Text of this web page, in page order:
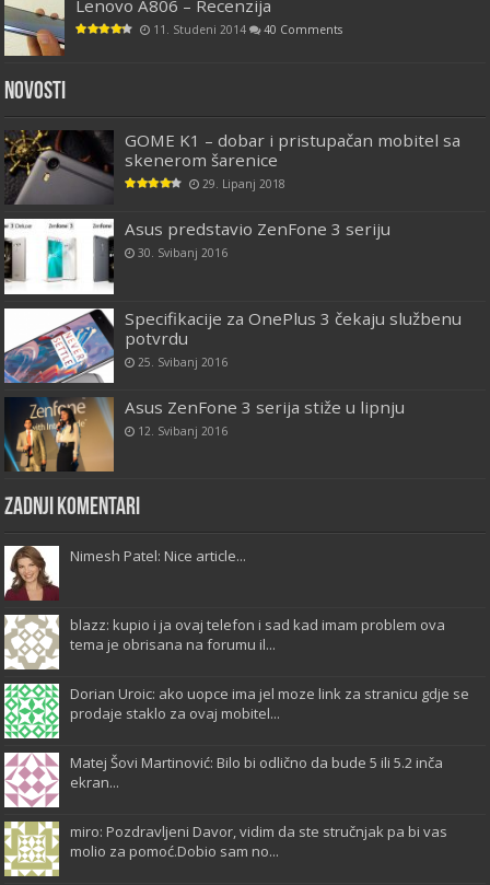
Lenovo A806 – Recenzija
11. Studeni 2014 40 Comments
Novosti
GOME K1 – dobar i pristupačan mobitel sa
skenerom šarenice
29. Lipanj 2018
Asus predstavio ZenFone 3 seriju
30. Svibanj 2016
Specifikacije za OnePlus 3 čekaju službenu
potvrdu
25. Svibanj 2016
Asus ZenFone 3 serija stiže u lipnju
12. Svibanj 2016
Zadnji komentari
Nimesh Patel: Nice article...
blazz: kupio i ja ovaj telefon i sad kad imam problem ova
tema je obrisana na forumu il...
Dorian Uroic: ako uopce ima jel moze link za stranicu gdje se
prodaje staklo za ovaj mobitel...
Matej Šovi Martinović: Bilo bi odlično da bude 5 ili 5.2 inča
ekran...
miro: Pozdravljeni Davor, vidim da ste stručnjak pa bi vas
molio za pomoć.Dobio sam no...